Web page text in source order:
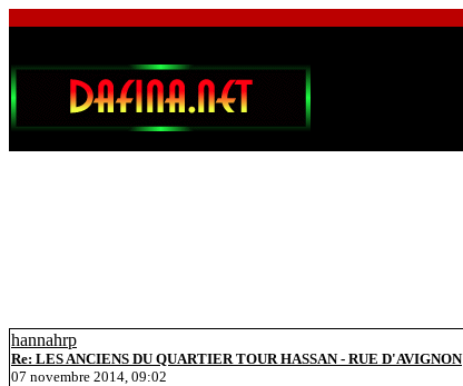
hannahrp
Re: LES ANCIENS DU QUARTIER TOUR HASSAN - RUE D'AVIGNON
07 novembre 2014, 09:02